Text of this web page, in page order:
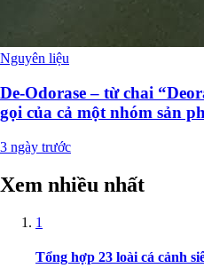
Nguyên liệu
De-Odorase – từ chai
gọi của cả một nhóm sản
3 ngày trước
Xem nhiều nhất
1
Tổng hợp 23 loài cá cảnh